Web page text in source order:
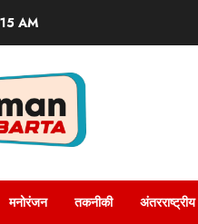
AM
मनोरंजन तकनीकी अंतरराष्ट्रीय